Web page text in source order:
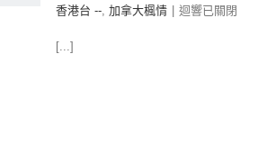
香港台 --, 加拿大楓情 迴響已關閉
[...]